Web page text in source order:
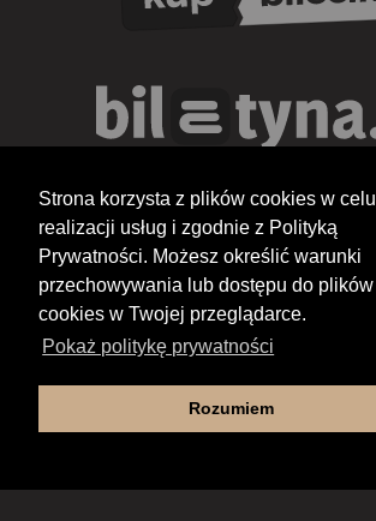
Strona korzysta z plików cookies w celu
realizacji usług i zgodnie z Polityką
Prywatności. Możesz określić warunki
przechowywania lub dostępu do plików
cookies w Twojej przeglądarce.
Pokaż politykę prywatności
Rozumiem